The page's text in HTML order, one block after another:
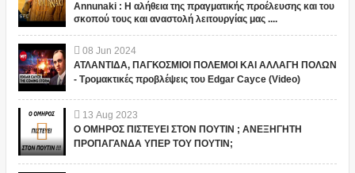
Annunaki : Η αλήθεια της πραγματικής προέλευσης και του
σκοπού τους και αναστολή λειτουργίας μας ....
08 Jun 2024
ΑΤΛΑΝΤΙΔΑ, ΠΑΓΚΟΣΜΙΟΙ ΠΟΛΕΜΟΙ ΚΑΙ ΑΛΛΑΓΗ ΠΟΛΩΝ
- Τρομακτικές προβλέψεις του Edgar Cayce (Video)
13 Aug 2023
Ο ΟΜΗΡΟΣ ΠΙΣΤΕΥΕΙ ΣΤΟΝ ΠΟΥΤΙΝ ; ΑΝΕΞΗΓΗΤΗ
ΠΡΟΠΑΓΑΝΔΑ ΥΠΕΡ ΤΟΥ ΠΟΥΤΙΝ;